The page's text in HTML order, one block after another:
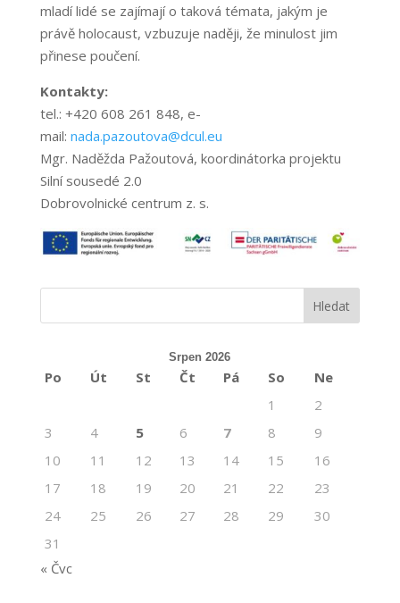
mladí lidé se zajímají o taková témata, jakým je
právě holocaust, vzbuzuje naději, že minulost jim
přinese poučení.
Kontakty:
tel.: +420 608 261 848, e-
mail: nada.pazoutova@dcul.eu
Mgr. Naděžda Pažoutová, koordinátorka projektu
Silní sousedé 2.0
Dobrovolnické centrum z. s.
Srpen 2026
Po Út St Čt Pá So
Ne
1
2
3
4 5 6 7 8
9
10
11 12 13 14 15
16
17
18 19 20 21 22
23
24
25 26 27 28 29
30
31
« Čvc